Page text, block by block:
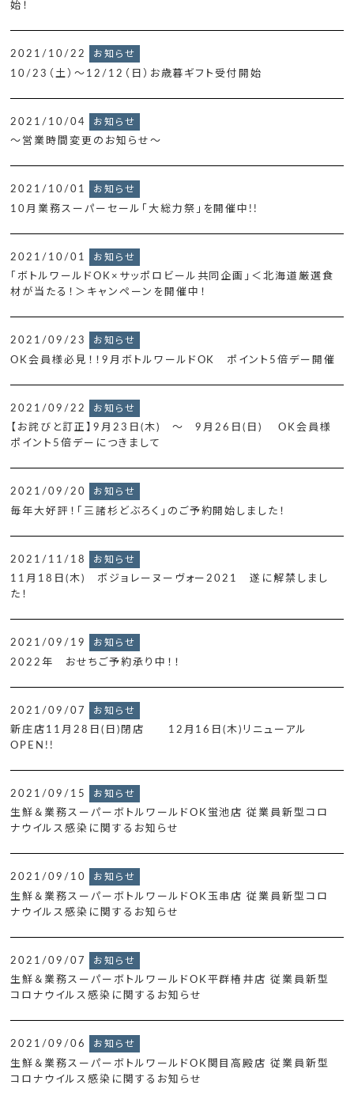
始！
2021/10/22 お知らせ
10/23（土）～12/12（日）お歳暮ギフト受付開始
2021/10/04 お知らせ
～営業時間変更のお知らせ～
2021/10/01 お知らせ
10月業務スーパーセール「大総力祭」を開催中!!
2021/10/01 お知らせ
「ボトルワールドOK×サッポロビール共同企画」＜北海道厳選食
材が当たる！＞キャンペーンを開催中！
2021/09/23 お知らせ
OK会員様必見！！9月ボトルワールドOK ポイント5倍デー開催
2021/09/22 お知らせ
【お詫びと訂正】9月23日(木) ～ 9月26日(日) OK会員様
ポイント5倍デーにつきまして
2021/09/20 お知らせ
毎年大好評！「三諸杉どぶろく」のご予約開始しました！
2021/11/18 お知らせ
11月18日(木) ボジョレーヌーヴォー2021 遂に解禁しまし
た！
2021/09/19 お知らせ
2022年 おせちご予約承り中！！
2021/09/07 お知らせ
新庄店11月28日(日)閉店 12月16日(木)リニューアル
OPEN!!
2021/09/15 お知らせ
生鮮＆業務スーパーボトルワールドOK蛍池店 従業員新型コロ
ナウイルス感染に関するお知らせ
2021/09/10 お知らせ
生鮮＆業務スーパーボトルワールドOK玉串店 従業員新型コロ
ナウイルス感染に関するお知らせ
2021/09/07 お知らせ
生鮮＆業務スーパーボトルワールドOK平群椿井店 従業員新型
コロナウイルス感染に関するお知らせ
2021/09/06 お知らせ
生鮮＆業務スーパーボトルワールドOK関目高殿店 従業員新型
コロナウイルス感染に関するお知らせ